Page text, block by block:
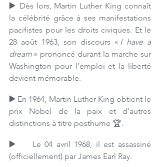
▶️ Dès lors, Martin Luther King connaît
la célébrité grâce à ses manifestations
pacifistes pour les droits civiques. Et le
28 août 1963, son discours « I have a
dream » prononcé durant la marche sur
Washington pour l’emploi et la liberté
devient mémorable.
▶️ En 1964, Martin Luther King obtient le
prix Nobel de la paix et d’autres
distinctions à titre posthume 🏆.
▶️ Le 04 avril 1968, il est assassiné
(officiellement) par James Earl Ray.